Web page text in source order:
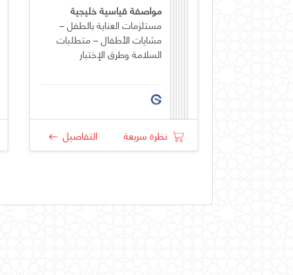
مواصفة قياسية خليجية
مستلزمات العناية بالطفل –
مشايات الأطفال – متطلبات
السلامة وطرق الإختبار
نظرة سريعة التفاصيل